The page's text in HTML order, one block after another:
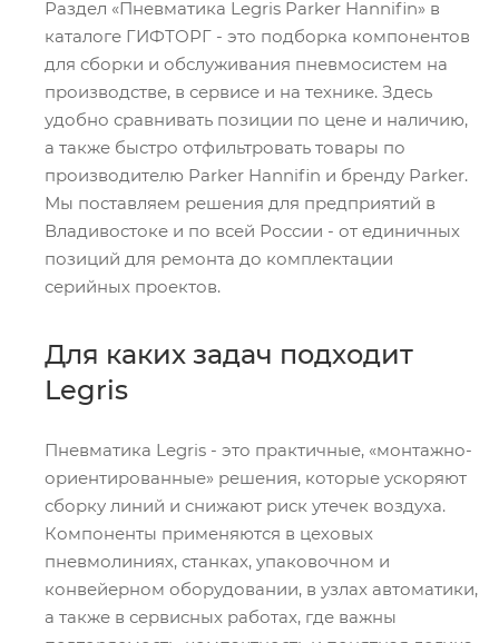
Раздел «Пневматика Legris Parker Hannifin» в
каталоге ГИФТОРГ - это подборка компонентов
для сборки и обслуживания пневмосистем на
производстве, в сервисе и на технике. Здесь
удобно сравнивать позиции по цене и наличию,
а также быстро отфильтровать товары по
производителю Parker Hannifin и бренду Parker.
Мы поставляем решения для предприятий в
Владивостоке и по всей России - от единичных
позиций для ремонта до комплектации
серийных проектов.
Для каких задач подходит
Legris
Пневматика Legris - это практичные, «монтажно-
ориентированные» решения, которые ускоряют
сборку линий и снижают риск утечек воздуха.
Компоненты применяются в цеховых
пневмолиниях, станках, упаковочном и
конвейерном оборудовании, в узлах автоматики,
а также в сервисных работах, где важны